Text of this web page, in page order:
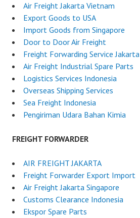
Air Freight Jakarta Vietnam
Export Goods to USA
Import Goods from Singapore
Door to Door Air Freight
Freight Forwarding Service Jakarta
Air Freight Industrial Spare Parts
Logistics Services Indonesia
Overseas Shipping Services
Sea Freight Indonesia
Pengiriman Udara Bahan Kimia
FREIGHT FORWARDER
AIR FREIGHT JAKARTA
Freight Forwarder Export Import
Air Freight Jakarta Singapore
Customs Clearance Indonesia
Ekspor Spare Parts